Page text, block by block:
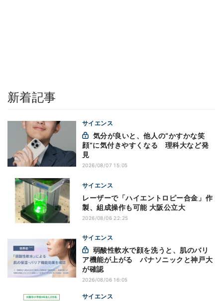
新着記事
サイエンス
顔”に気付きやすくなる 理科大など発
見
2026/08/07 15:05
サイエンス
レーザーで「ハイエントロピー合金」作
製、組成操作も可能 大阪公立大
2026/08/06 22:25
サイエンス
ア機能が上がる パナソニックと神戸大
が確認
2026/08/06 16:05
サイエンス